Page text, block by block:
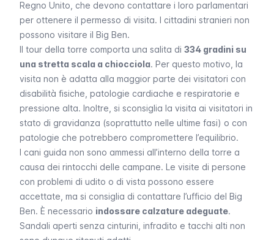
Regno Unito, che devono contattare i loro parlamentari
per ottenere il permesso di visita. I cittadini stranieri non
possono visitare il Big Ben.
Il tour della torre comporta una salita di 334 gradini su
una stretta scala a chiocciola. Per questo motivo, la
visita non è adatta alla maggior parte dei visitatori con
disabilità fisiche, patologie cardiache e respiratorie e
pressione alta. Inoltre, si sconsiglia la visita ai visitatori in
stato di gravidanza (soprattutto nelle ultime fasi) o con
patologie che potrebbero compromettere l’equilibrio.
I cani guida non sono ammessi all’interno della torre a
causa dei rintocchi delle campane. Le visite di persone
con problemi di udito o di vista possono essere
accettate, ma si consiglia di contattare l’ufficio del Big
Ben. È necessario indossare calzature adeguate.
Sandali aperti senza cinturini, infradito e tacchi alti non